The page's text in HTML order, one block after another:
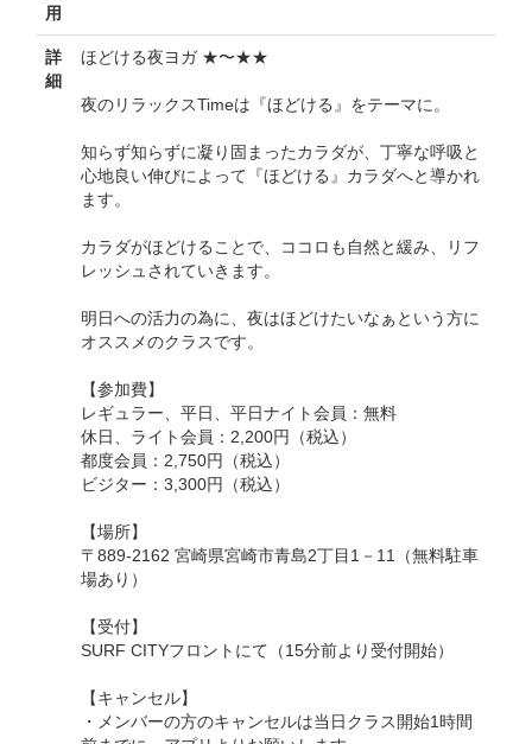
用
詳
細
ほどける夜ヨガ ★〜★★
夜のリラックスTimeは『ほどける』をテーマに。
知らず知らずに凝り固まったカラダが、丁寧な呼吸と
心地良い伸びによって『ほどける』カラダへと導かれ
ます。
カラダがほどけることで、ココロも自然と緩み、リフ
レッシュされていきます。
明日への活力の為に、夜はほどけたいなぁという方に
オススメのクラスです。
【参加費】
レギュラー、平日、平日ナイト会員：無料
休日、ライト会員：2,200円（税込）
都度会員：2,750円（税込）
ビジター：3,300円（税込）
【場所】
〒889-2162 宮崎県宮崎市青島2丁目1－11（無料駐車
場あり）
【受付】
SURF CITYフロントにて（15分前より受付開始）
【キャンセル】
・メンバーの方のキャンセルは当日クラス開始1時間